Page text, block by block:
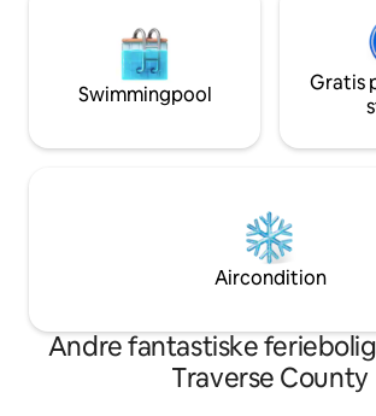
Swimmingpool
Gratis
Aircondition
Andre fantastiske
Traverse County